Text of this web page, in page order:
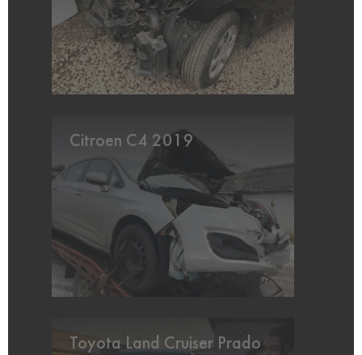
Citroen C4 2019
Toyota Land Cruiser Prado